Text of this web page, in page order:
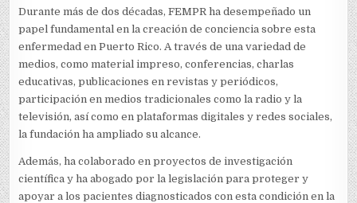
Durante más de dos décadas, FEMPR ha desempeñado un
papel fundamental en la creación de conciencia sobre esta
enfermedad en Puerto Rico. A través de una variedad de
medios, como material impreso, conferencias, charlas
educativas, publicaciones en revistas y periódicos,
participación en medios tradicionales como la radio y la
televisión, así como en plataformas digitales y redes sociales,
la fundación ha ampliado su alcance.
Además, ha colaborado en proyectos de investigación
científica y ha abogado por la legislación para proteger y
apoyar a los pacientes diagnosticados con esta condición en la